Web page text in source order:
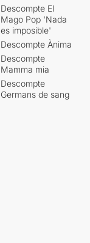
Descompte El
Mago Pop 'Nada
es imposible'
Descompte Ànima
Descompte
Mamma mia
Descompte
Germans de sang